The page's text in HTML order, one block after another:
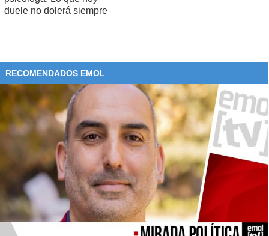
duele no dolerá siempre
RECOMENDADOS EMOL